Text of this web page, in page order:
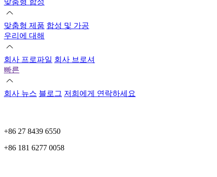
맞춤형 제품 합성 및 가공
우리에 대해
회사 프로파일 회사 브로셔
빠른
회사 뉴스 블로그 저희에게 연락하세요
+86 27 8439 6550
+86 181 6277 0058